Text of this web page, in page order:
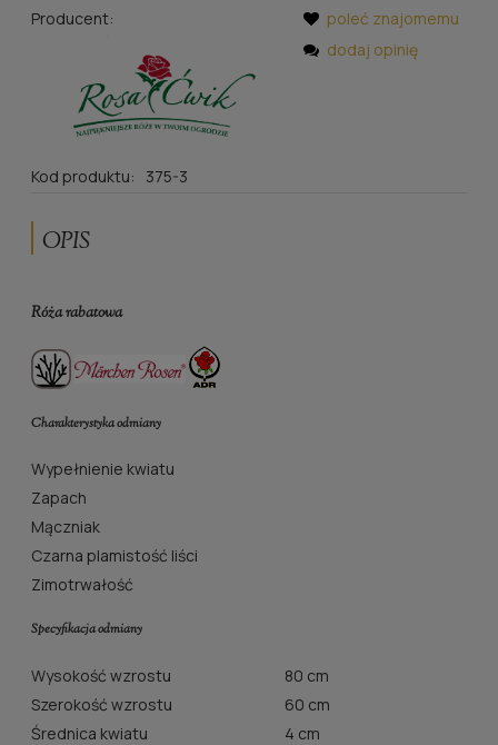
Producent:
Kod produktu: 375-3
poleć znajomemu
dodaj opinię
OPIS
Róża rabatowa
Charakterystyka odmiany
Wypełnienie kwiatu
Zapach
Mączniak
Czarna plamistość liści
Zimotrwałość
Specyfikacja odmiany
Wysokość wzrostu
80 cm
Szerokość wzrostu
60 cm
Średnica kwiatu
4 cm